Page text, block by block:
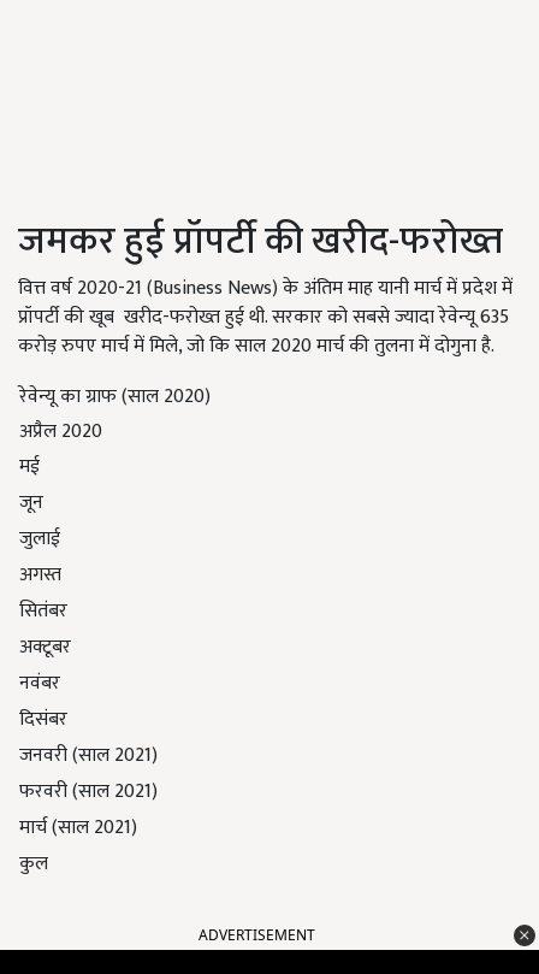
जमकर हुई प्रॉपर्टी की खरीद-फरोख्त
वित्त वर्ष 2020-21 (Business News) के अंतिम माह यानी मार्च में प्रदेश में
प्रॉपर्टी की खूब खरीद-फरोख्त हुई थी. सरकार को सबसे ज्यादा रेवेन्यू 635
करोड़ रुपए मार्च में मिले, जो कि साल 2020 मार्च की तुलना में दोगुना है.
रेवेन्यू का ग्राफ (साल 2020)
अप्रैल 2020
मई
जून
जुलाई
अगस्त
सितंबर
अक्टूबर
नवंबर
दिसंबर
जनवरी (साल 2021)
फरवरी (साल 2021)
मार्च (साल 2021)
कुल
ADVERTISEMENT